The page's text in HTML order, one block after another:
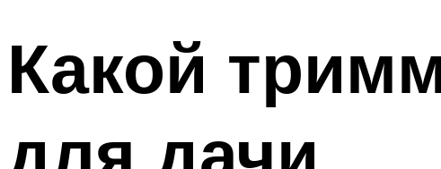
Какой